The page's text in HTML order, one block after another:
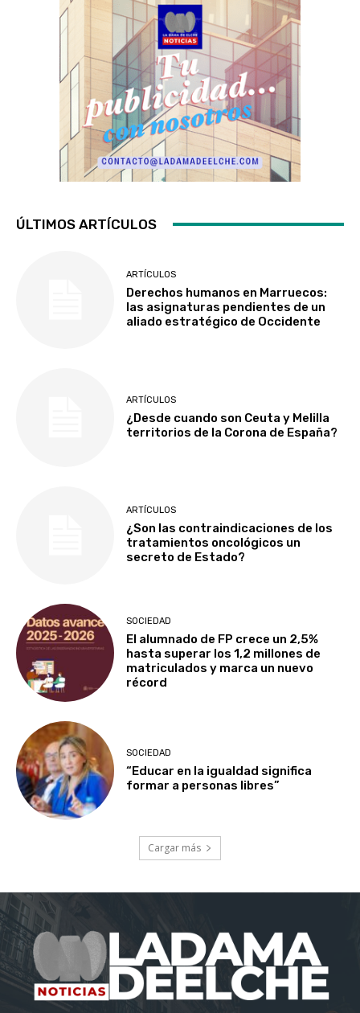
ÚLTIMOS ARTÍCULOS
ARTÍCULOS
Derechos humanos en Marruecos:
las asignaturas pendientes de un
aliado estratégico de Occidente
ARTÍCULOS
¿Desde cuando son Ceuta y Melilla
territorios de la Corona de España?
ARTÍCULOS
¿Son las contraindicaciones de los
tratamientos oncológicos un
secreto de Estado?
SOCIEDAD
El alumnado de FP crece un 2,5%
hasta superar los 1,2 millones de
matriculados y marca un nuevo
récord
SOCIEDAD
“Educar en la igualdad significa
formar a personas libres”
Cargar más